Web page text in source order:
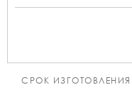
СРОК